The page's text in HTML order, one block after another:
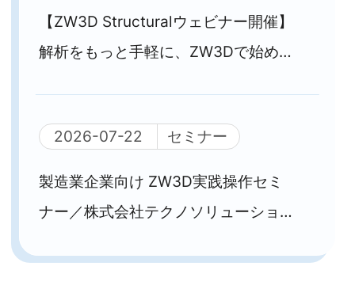
【ZW3D Structuralウェビナー開催】
解析をもっと手軽に、ZW3Dで始める
2026-07-22 セミナー
製造業企業向け ZW3D実践操作セミ
ナー／株式会社テクノソリューション